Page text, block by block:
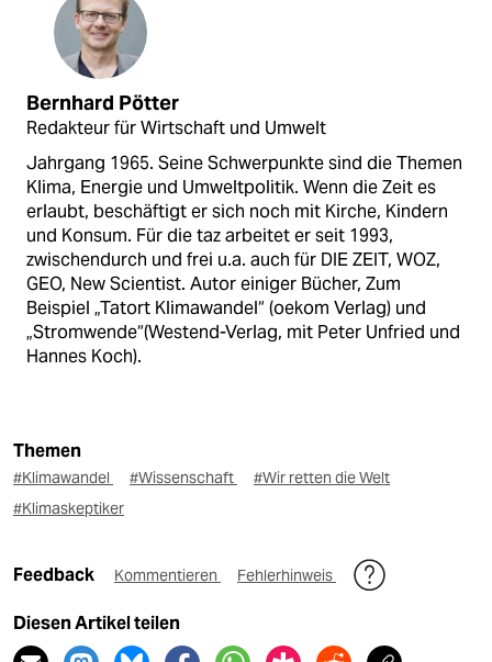
Bernhard Pötter
Redakteur für Wirtschaft und Umwelt
Jahrgang 1965. Seine Schwerpunkte sind die Themen
Klima, Energie und Umweltpolitik. Wenn die Zeit es
erlaubt, beschäftigt er sich noch mit Kirche, Kindern
und Konsum. Für die taz arbeitet er seit 1993,
zwischendurch und frei u.a. auch für DIE ZEIT, WOZ,
GEO, New Scientist. Autor einiger Bücher, Zum
Beispiel „Tatort Klimawandel“ (oekom Verlag) und
„Stromwende“(Westend-Verlag, mit Peter Unfried und
Hannes Koch).
Themen
#Klimawandel #Wissenschaft
#Wir retten die Welt
#Klimaskeptiker
Feedback Kommentieren Fehlerhinweis
Diesen Artikel teilen